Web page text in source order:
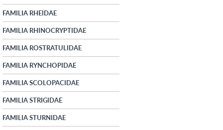
FAMILIA RHEIDAE
FAMILIA RHINOCRYPTIDAE
FAMILIA ROSTRATULIDAE
FAMILIA RYNCHOPIDAE
FAMILIA SCOLOPACIDAE
FAMILIA STRIGIDAE
FAMILIA STURNIDAE